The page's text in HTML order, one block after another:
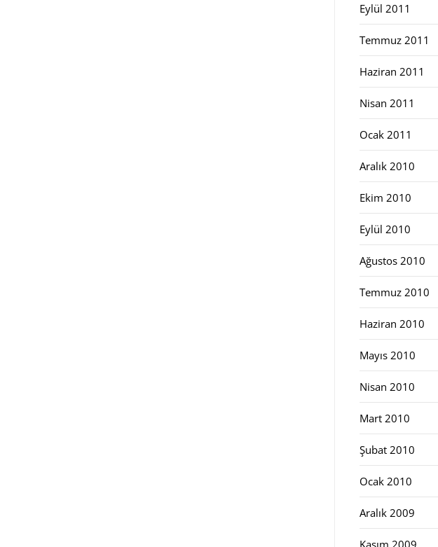
Eylül 2011
Temmuz 2011
Haziran 2011
Nisan 2011
Ocak 2011
Aralık 2010
Ekim 2010
Eylül 2010
Ağustos 2010
Temmuz 2010
Haziran 2010
Mayıs 2010
Nisan 2010
Mart 2010
Şubat 2010
Ocak 2010
Aralık 2009
Kasım 2009